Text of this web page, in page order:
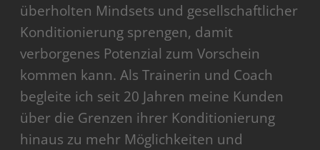
überholten Mindsets und gesellschaftlicher
Konditionierung sprengen, damit
verborgenes Potenzial zum Vorschein
kommen kann. Als Trainerin und Coach
begleite ich seit 20 Jahren meine Kunden
über die Grenzen ihrer Konditionierung
hinaus zu mehr Möglichkeiten und